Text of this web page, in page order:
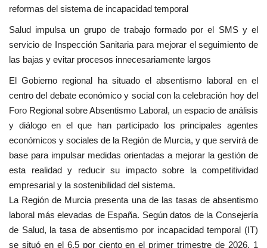
reformas del sistema de incapacidad temporal
Salud impulsa un grupo de trabajo formado por el SMS y el
servicio de Inspección Sanitaria para mejorar el seguimiento de
las bajas y evitar procesos innecesariamente largos
El Gobierno regional ha situado el absentismo laboral en el
centro del debate económico y social con la celebración hoy del
Foro Regional sobre Absentismo Laboral, un espacio de análisis
y diálogo en el que han participado los principales agentes
económicos y sociales de la Región de Murcia, y que servirá de
base para impulsar medidas orientadas a mejorar la gestión de
esta realidad y reducir su impacto sobre la competitividad
empresarial y la sostenibilidad del sistema.
La Región de Murcia presenta una de las tasas de absentismo
laboral más elevadas de España. Según datos de la Consejería
de Salud, la tasa de absentismo por incapacidad temporal (IT)
se situó en el 6,5 por ciento en el primer trimestre de 2026, 1